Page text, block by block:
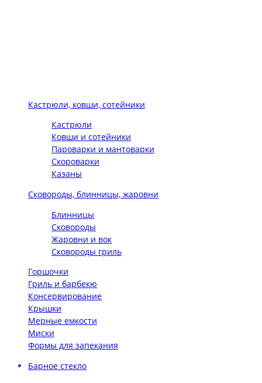
Кастрюли, ковши, сотейники
Кастрюли
Ковши и сотейники
Пароварки и мантоварки
Скороварки
Казаны
Сковороды, блинницы, жаровни
Блинницы
Сковороды
Жаровни и вок
Сковороды гриль
Горшочки
Гриль и барбекю
Консервирование
Крышки
Мерные емкости
Миски
Формы для запекания
Барное стекло